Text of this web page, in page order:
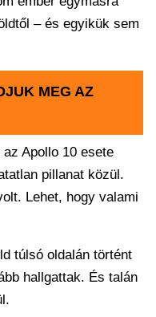
– és egyikük sem
MEG AZ
Apollo 10 esete
pillanat közül.
Lehet, hogy valami
túlsó oldalán történt
hallgattak. És talán